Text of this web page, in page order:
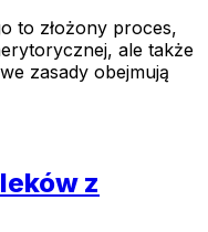
to złożony proces,
ale także
zasady obejmują
z